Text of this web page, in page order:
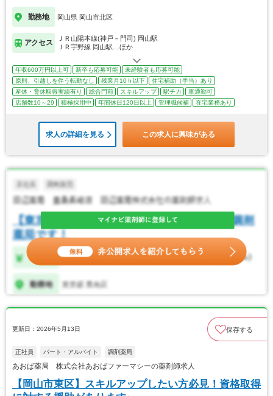
勤務地 岡山県 岡山市北区
アクセス
ＪＲ山陽本線(神戸－門司) 岡山駅
ＪＲ宇野線 岡山駅…ほか
年収600万円以上可 新卒も応募可能
未経験者も応募可能
原則、引越しを伴う転勤なし
残業月10ｈ以下
住宅補助（手当）あり
産休・育休取得実績有り
総合門前 スキルアップ 駅チカ
車通勤可
店舗数10～29
積極採用中 年間休日120日以上 管理職候補 在宅業務あり
求人の詳細を見る この求人に興味がある
更新日：2026年5月13日 保存する
正社員 パート・アルバイト 調剤薬局
あおば薬局 株式会社あおばファーマシーの薬剤師求人
【岡山市東区】スキルアップしたい方必見！資格取得